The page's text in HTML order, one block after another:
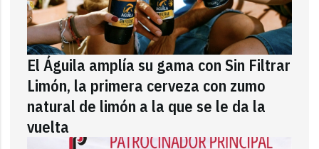
El Águila amplía su gama con Sin Filtrar
Limón, la primera cerveza con zumo
natural de limón a la que se le da la
vuelta